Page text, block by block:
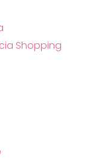
Shopping